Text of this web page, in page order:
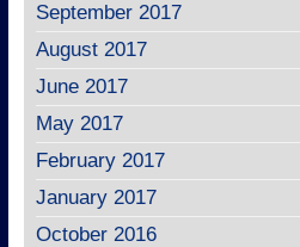
September 2017
August 2017
June 2017
May 2017
February 2017
January 2017
October 2016